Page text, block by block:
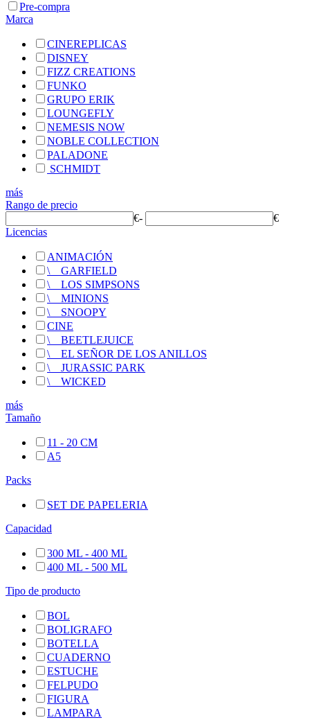
Pre-compra
Marca
CINEREPLICAS
DISNEY
FIZZ CREATIONS
FUNKO
GRUPO ERIK
LOUNGEFLY
NEMESIS NOW
NOBLE COLLECTION
PALADONE
SCHMIDT
más
Rango de precio
€-
€
Licencias
ANIMACIÓN
\__ GARFIELD
\__ LOS SIMPSONS
\__ MINIONS
\__ SNOOPY
CINE
\__ BEETLEJUICE
\__ EL SEÑOR DE LOS ANILLOS
\__ JURASSIC PARK
\__ WICKED
más
Tamaño
11 - 20 CM
A5
Packs
SET DE PAPELERIA
Capacidad
300 ML - 400 ML
400 ML - 500 ML
Tipo de producto
BOL
BOLIGRAFO
BOTELLA
CUADERNO
ESTUCHE
FELPUDO
FIGURA
LAMPARA